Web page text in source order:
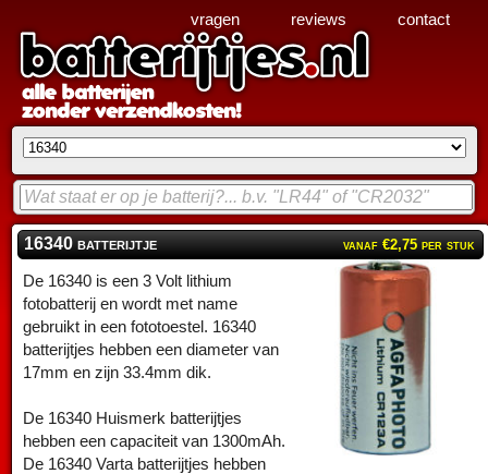
16340 batterijtje vanaf €2,75 per stuk
De 16340 is een 3 Volt lithium
fotobatterij en wordt met name
gebruikt in een fototoestel. 16340
batterijtjes hebben een diameter van
17mm en zijn 33.4mm dik.
De 16340 Huismerk batterijtjes
hebben een capaciteit van 1300mAh.
De 16340 Varta batterijtjes hebben
vragen reviews contact